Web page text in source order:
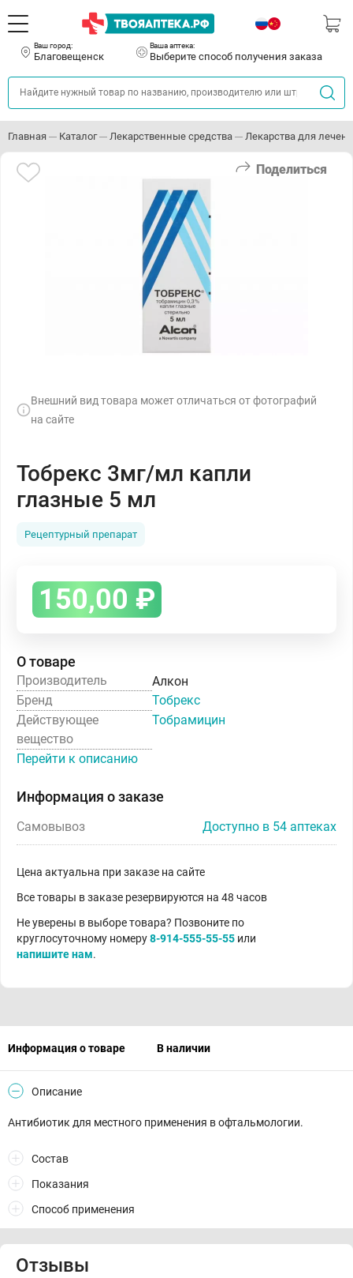
Ваш город:
Благовещенск
Ваша аптека:
Выберите способ получения заказа
Главная Каталог Лекарственные средства Лекарства для
Поделиться
Внешний вид товара может отличаться от фотографий
на сайте
Тобрекс 3мг/мл капли
глазные 5 мл
Рецептурный препарат
150,00 ₽
О товаре
Производитель
Алкон
Бренд
Тобрекс
Действующее
вещество
Тобрамицин
Перейти к описанию
Информация о заказе
Самовывоз Доступно в 54 аптеках
Цена актуальна при заказе на сайте
Все товары в заказе резервируются на 48 часов
Не уверены в выборе товара? Позвоните по
круглосуточному номеру8-914-555-55-55 или
напишите нам.
Информация о товаре В наличии
Описание
Антибиотик для местного применения в офтальмологии.
Состав
Показания
Способ применения
Отзывы